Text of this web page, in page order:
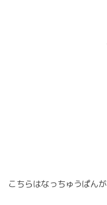
こちらはなっちゅうぱんが